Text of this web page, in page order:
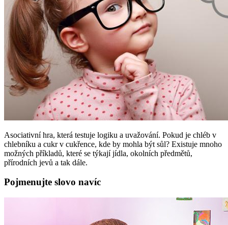
Asociativní hra, která testuje logiku a uvažování. Pokud je chléb v
chlebníku a cukr v cukřence, kde by mohla být sůl? Existuje mnoho
možných příkladů, které se týkají jídla, okolních předmětů,
přírodních jevů a tak dále.
Pojmenujte slovo navíc